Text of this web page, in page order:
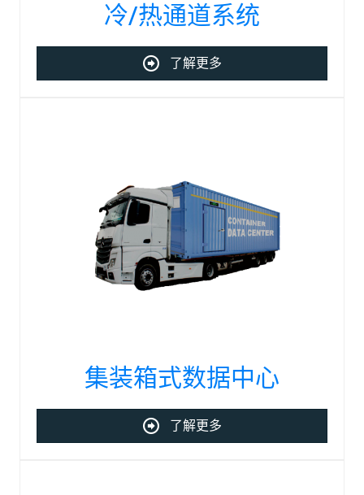
冷/热通道系统
了解更多
集装箱式数据中心
了解更多